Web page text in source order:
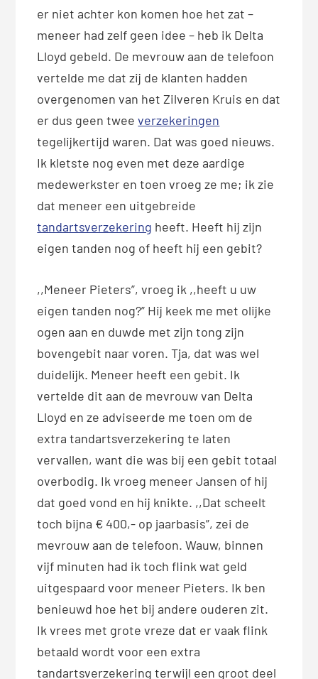
er niet achter kon komen hoe het zat –
meneer had zelf geen idee – heb ik Delta
Lloyd gebeld. De mevrouw aan de telefoon
vertelde me dat zij de klanten hadden
overgenomen van het Zilveren Kruis en dat
er dus geen tweeverzekeringen
tegelijkertijd waren. Dat was goed nieuws.
Ik kletste nog even met deze aardige
medewerkster en toen vroeg ze me; ik zie
dat meneer een uitgebreide
tandartsverzekering heeft. Heeft hij zijn
eigen tanden nog of heeft hij een gebit?
,,Meneer Pieters”, vroeg ik ,,heeft u uw
eigen tanden nog?” Hij keek me met olijke
ogen aan en duwde met zijn tong zijn
bovengebit naar voren. Tja, dat was wel
duidelijk. Meneer heeft een gebit. Ik
vertelde dit aan de mevrouw van Delta
Lloyd en ze adviseerde me toen om de
extra tandartsverzekering te laten
vervallen, want die was bij een gebit totaal
overbodig. Ik vroeg meneer Jansen of hij
dat goed vond en hij knikte. ,,Dat scheelt
toch bijna € 400,- op jaarbasis”, zei de
mevrouw aan de telefoon. Wauw, binnen
vijf minuten had ik toch flink wat geld
uitgespaard voor meneer Pieters. Ik ben
benieuwd hoe het bij andere ouderen zit.
Ik vrees met grote vreze dat er vaak flink
betaald wordt voor een extra
tandartsverzekering terwijl een groot deel